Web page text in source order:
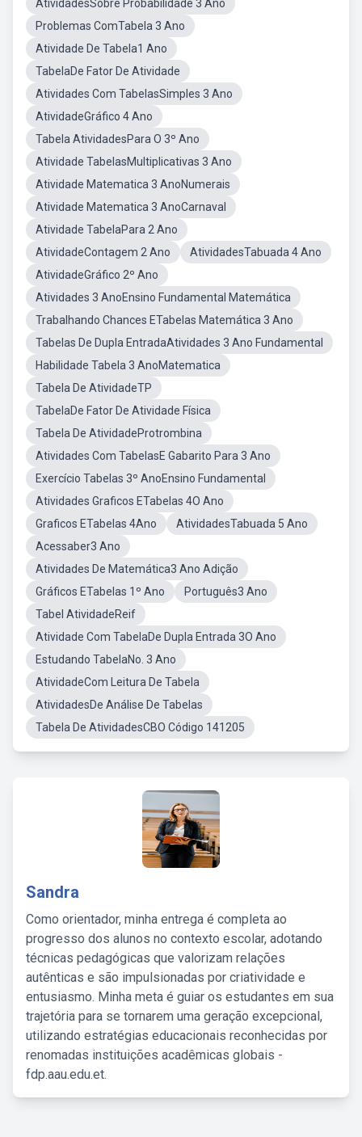
AtividadesSobre Probabilidade 3 Ano
Problemas ComTabela 3 Ano
Atividade De Tabela1 Ano
TabelaDe Fator De Atividade
Atividades Com TabelasSimples 3 Ano
AtividadeGráfico 4 Ano
Tabela AtividadesPara O 3º Ano
Atividade TabelasMultiplicativas 3 Ano
Atividade Matematica 3 AnoNumerais
Atividade Matematica 3 AnoCarnaval
Atividade TabelaPara 2 Ano
AtividadeContagem 2 Ano
AtividadesTabuada 4 Ano
AtividadeGráfico 2º Ano
Atividades 3 AnoEnsino Fundamental Matemática
Trabalhando Chances ETabelas Matemática 3 Ano
Tabelas De Dupla EntradaAtividades 3 Ano Fundamental
Habilidade Tabela 3 AnoMatematica
Tabela De AtividadeTP
TabelaDe Fator De Atividade Física
Tabela De AtividadeProtrombina
Atividades Com TabelasE Gabarito Para 3 Ano
Exercício Tabelas 3º AnoEnsino Fundamental
Atividades Graficos ETabelas 4O Ano
Graficos ETabelas 4Ano
AtividadesTabuada 5 Ano
Acessaber3 Ano
Atividades De Matemática3 Ano Adição
Gráficos ETabelas 1º Ano
Português3 Ano
Tabel AtividadeReif
Atividade Com TabelaDe Dupla Entrada 3O Ano
Estudando TabelaNo. 3 Ano
AtividadeCom Leitura De Tabela
AtividadesDe Análise De Tabelas
Tabela De AtividadesCBO Código 141205
Sandra
Como orientador, minha entrega é completa ao
progresso dos alunos no contexto escolar, adotando
técnicas pedagógicas que valorizam relações
autênticas e são impulsionadas por criatividade e
entusiasmo. Minha meta é guiar os estudantes em sua
trajetória para se tornarem uma geração excepcional,
utilizando estratégias educacionais reconhecidas por
renomadas instituições acadêmicas globais -
fdp.aau.edu.et.